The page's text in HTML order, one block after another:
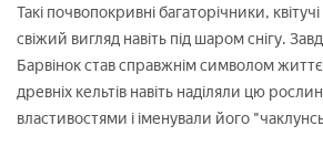
Такі почвопокривні багаторічники,
свіжий вигляд навіть під шаром снігу.
Барвінок став справжнім символом
древніх кельтів навіть наділяли цю
властивостями і іменували його